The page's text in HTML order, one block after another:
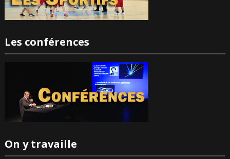
Les conférences
On y travaille